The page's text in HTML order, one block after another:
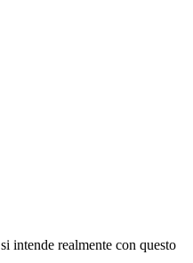
intende realmente con questo